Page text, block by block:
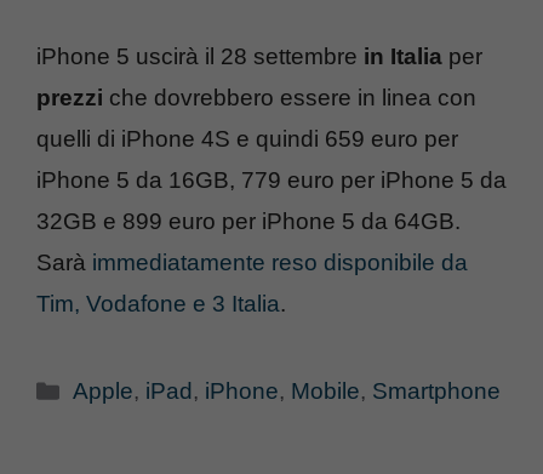
iPhone 5 uscirà il 28 settembre in Italia per
prezzi che dovrebbero essere in linea con
quelli di iPhone 4S e quindi 659 euro per
iPhone 5 da 16GB, 779 euro per iPhone 5 da
32GB e 899 euro per iPhone 5 da 64GB.
Sarà immediatamente reso disponibile da
Tim, Vodafone e 3 Italia.
Categorie
Apple, iPad , iPhone, Mobile, Smartphone